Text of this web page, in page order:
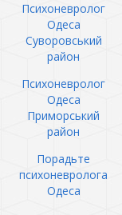
Психоневролог
Одеса
Суворовський
район
Психоневролог
Одеса
Приморський
район
Порадьте
психоневролога
Одеса